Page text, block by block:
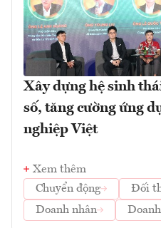
Xây dựng hệ sinh
số, tăng cường ứng
nghiệp Việt
Xem thêm
Chuyển động
Đối
Doanh nhân